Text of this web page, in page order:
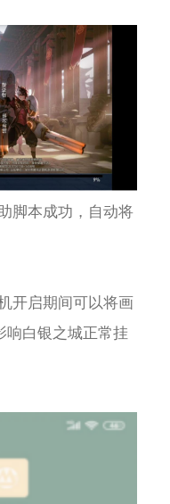
脚本成功，自动将
开启期间可以将画
响白银之城正常挂